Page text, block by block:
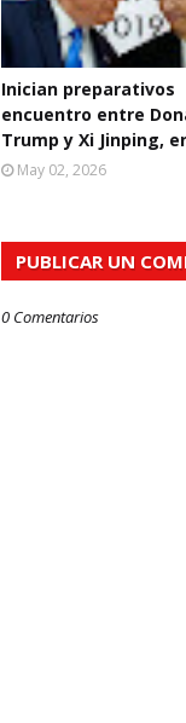
Inician preparativos
encuentro entre
Trump y Xi Jinping,
May 02, 2026
PUBLICAR UN
0 Comentarios